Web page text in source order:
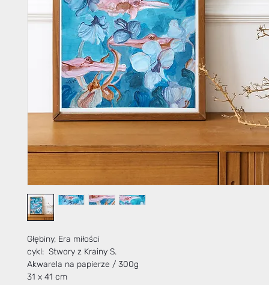
Głębiny, Era miłości
cykl: Stwory z Krainy S.
Akwarela na papierze / 300g
31 x 41 cm